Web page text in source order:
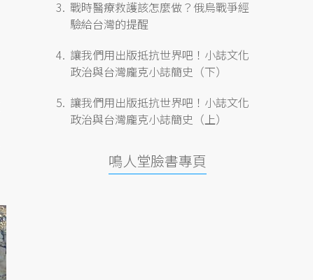
戰時醫療救護該怎麼做？俄烏戰爭經
驗給台灣的提醒
讓我們用出版抵抗世界吧！小誌文化
政治與台灣龐克小誌簡史（下）
讓我們用出版抵抗世界吧！小誌文化
政治與台灣龐克小誌簡史（上）
鳴人堂臉書專頁